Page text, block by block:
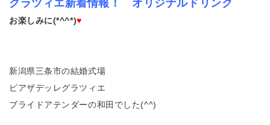
グラツィエ新着情報！ オリジナルドリンク
お楽しみに(*^^*)♥
新潟県三条市の結婚式場
ピアザデッレグラツィエ
ブライドアテンダーの和田でした(^^)